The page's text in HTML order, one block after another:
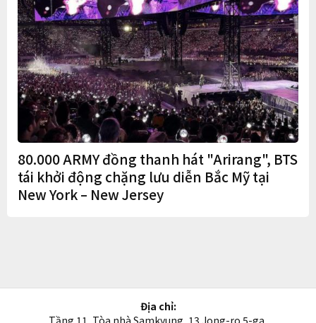
80.000 ARMY đồng thanh hát "Arirang", BTS
tái khởi động chặng lưu diễn Bắc Mỹ tại
New York – New Jersey
Địa chỉ:
Tầng 11, Tòa nhà Samkyung, 13 Jong-ro 5-ga,